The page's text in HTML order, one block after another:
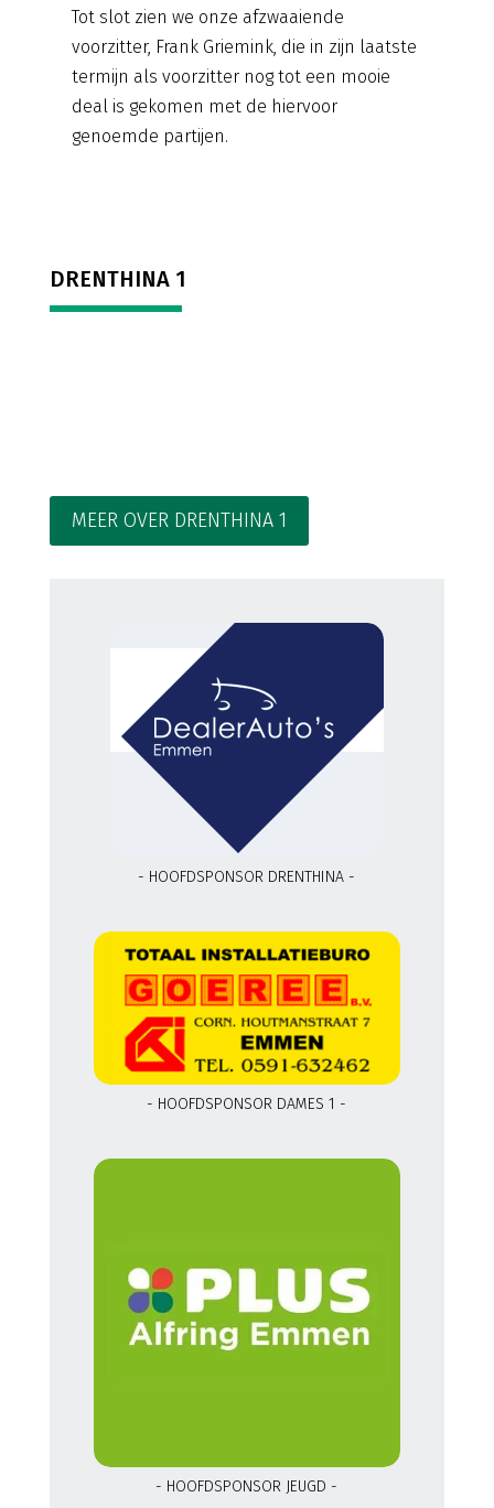
Tot slot zien we onze afzwaaiende
voorzitter, Frank Griemink, die in zijn laatste
termijn als voorzitter nog tot een mooie
deal is gekomen met de hiervoor
genoemde partijen.
DRENTHINA 1
MEER OVER DRENTHINA 1
- HOOFDSPONSOR DRENTHINA -
- HOOFDSPONSOR DAMES 1 -
- HOOFDSPONSOR JEUGD -